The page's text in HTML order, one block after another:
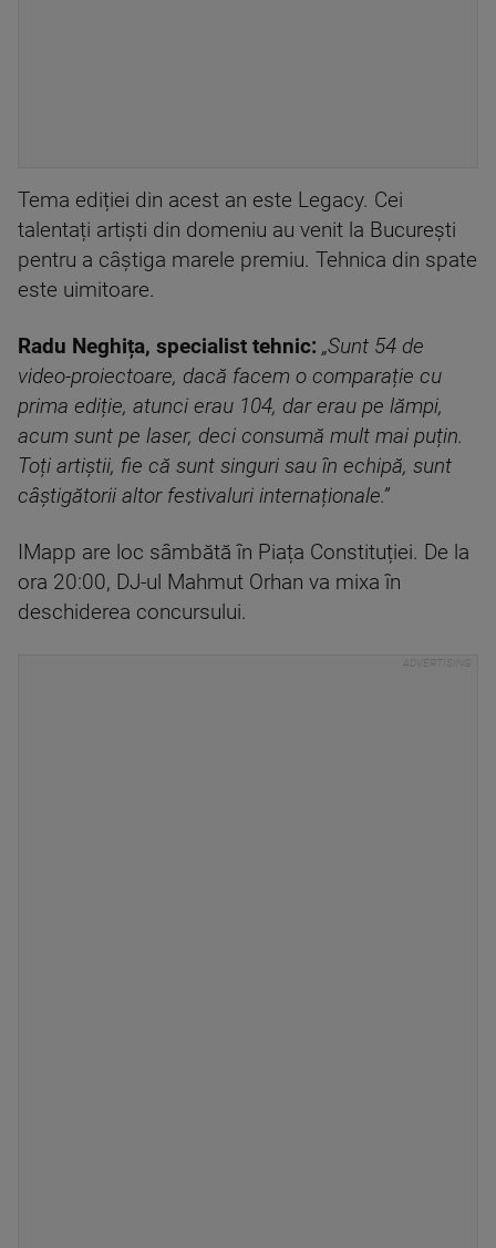
Tema ediției din acest an este Legacy. Cei
talentați artiști din domeniu au venit la București
pentru a câștiga marele premiu. Tehnica din spate
este uimitoare.
Radu Neghița, specialist tehnic: „Sunt 54 de
video-proiectoare, dacă facem o comparație cu
prima ediție, atunci erau 104, dar erau pe lămpi,
acum sunt pe laser, deci consumă mult mai puțin.
Toți artiștii, fie că sunt singuri sau în echipă, sunt
câștigătorii altor festivaluri internaționale.”
IMapp are loc sâmbătă în Piața Constituției. De la
ora 20:00, DJ-ul Mahmut Orhan va mixa în
deschiderea concursului.